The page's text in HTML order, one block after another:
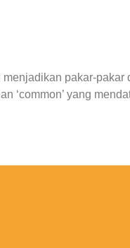
pakar-pakar
‘common’ yang